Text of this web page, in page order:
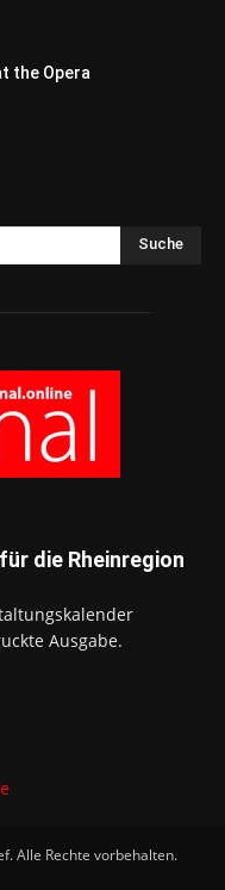
the Opera
Suche
die Rheinregion
Ausgabe.
Alle Rechte vorbehalten.